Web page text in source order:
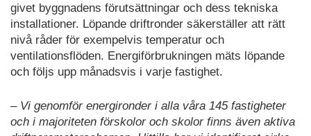
givet byggnadens förutsättningar och dess tekniska
installationer. Löpande driftronder säkerställer att rätt
nivå råder för exempelvis temperatur och
ventilationsflöden. Energiförbrukningen mäts löpande
och följs upp månadsvis i varje fastighet.
– Vi genomför energironder i alla våra 145 fastigheter
och i majoriteten förskolor och skolor finns även aktiva